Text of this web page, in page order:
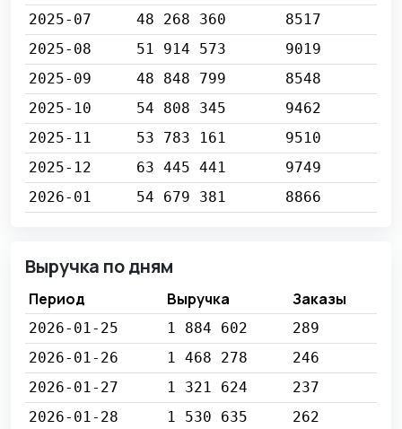
2025-07
48 268 360
8517
2025-08
51 914 573
9019
2025-09
48 848 799
8548
2025-10
54 808 345
9462
2025-11
53 783 161
9510
2025-12
63 445 441
9749
2026-01
54 679 381 8866
Выручка по дням
Период Выручка Заказы
2026-01-25 1 884 602
289
2026-01-26
1 468 278
246
2026-01-27
1 321 624
237
2026-01-28
1 530 635 262